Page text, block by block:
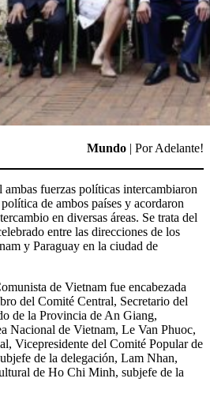
Mundo | Por Adelante!
fuerzas políticas intercambiaron
de ambos países y acordaron
en diversas áreas. Se trata del
entre las direcciones de los
y Paraguay en la ciudad de
de Vietnam fue encabezada
del Comité Central, Secretario del
de la Provincia de An Giang,
Nacional de Vietnam, Le Van Phuoc,
Vicepresidente del Comité Popular de
de la delegación, Lam Nhan,
de Ho Chi Minh, subjefe de la